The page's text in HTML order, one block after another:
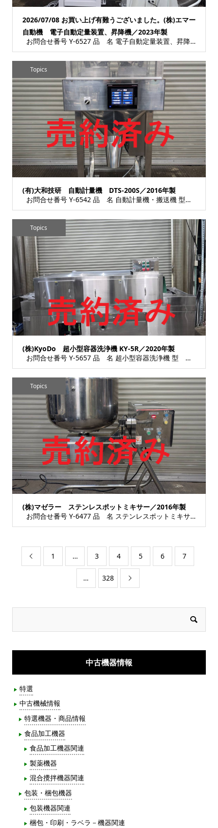
2026/07/08 お買い上げ有難うございました。(株)エマー
自動機 電子自動定量装置、昇降機／2023年製
お問合せ番号 Y-6527 品 名 電子自動定量装置、昇降機 型 式 【電子自動定量装...
(有)大和技研 自動計量機 DTS-200S／2016年製
お問合せ番号 Y-6542 品 名 自動計量機・搬送機 型 式 DTS-200S 種 ...
Topics
(株)KyoDo 超小型容器洗浄機 KY-5R／2020年製
お問合せ番号 Y-5657 品 名 超小型容器洗浄機 型 式 KY-5R 種 類 検査...
Topics
(株)マゼラー ステンレスポットミキサー／2016年製
お問合せ番号 Y-6477 品 名 ステンレスポットミキサー 型 式 PT-66MV ...
Topics
 1 … 3 4 5 6 7
… 328 
中古機器情報
特選
中古機械情報
特選機器・商品情報
食品加工機器
食品加工機器関連
製薬機器
混合攪拌機器関連
包装・梱包機器
包装機器関連
梱包・印刷・ラベラ－機器関連